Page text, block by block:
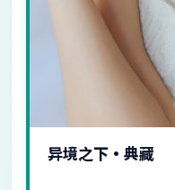
异境之下·典藏